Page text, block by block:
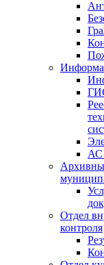
АС
Отдел
контроля